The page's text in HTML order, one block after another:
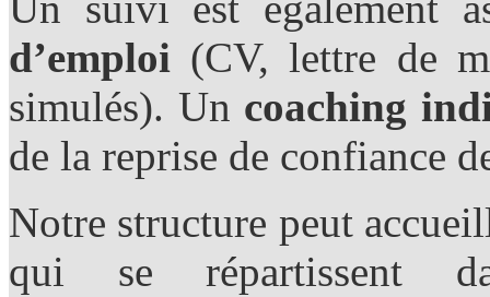
d’emploi (CV, lettre de
simulés). Un coaching
de la reprise de confiance
Notre structure peut
qui se répartissent